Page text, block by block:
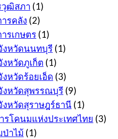
วุฒิสภา (1)
รคลัง (2)
รเกษตร (1)
งหวัดนนทบุรี (1)
หวัดภูเก็ต (1)
หวัดร้อยเอ็ด (3)
งหวัดสุพรรณบุรี (9)
หวัดสุราษฎร์ธานี (1)
รโคนมแห่งประเทศไทย (3)
ป่าไม้ (1)